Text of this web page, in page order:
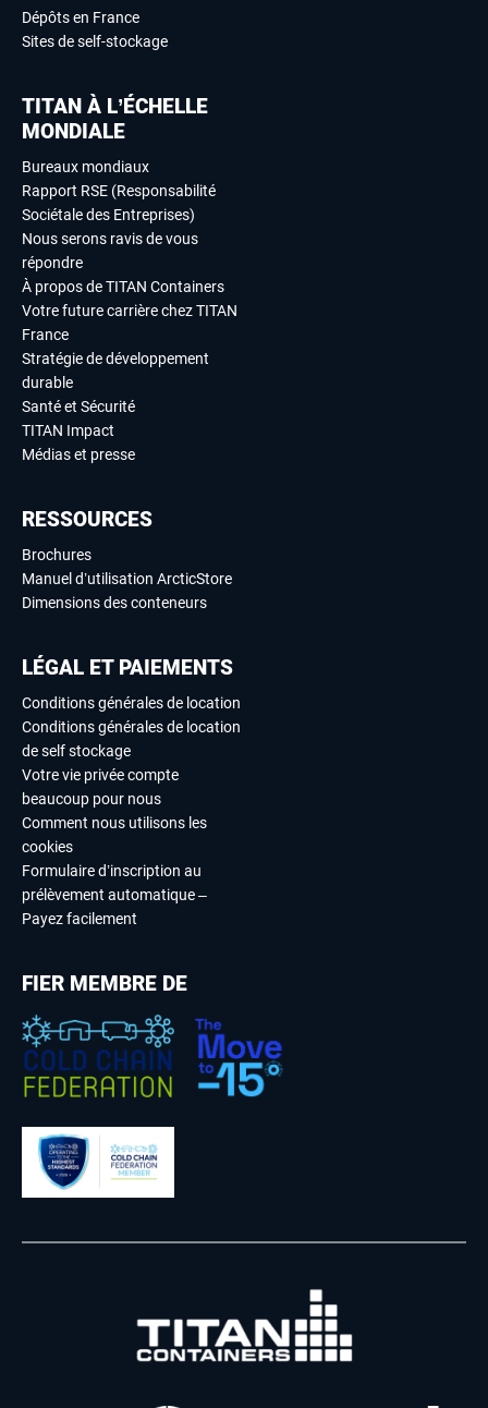
Dépôts en France
Sites de self-stockage
TITAN À L’ÉCHELLE
MONDIALE
Bureaux mondiaux
Rapport RSE (Responsabilité
Sociétale des Entreprises)
Nous serons ravis de vous
répondre
À propos de TITAN Containers
Votre future carrière chez TITAN
France
Stratégie de développement
durable
Santé et Sécurité
TITAN Impact
Médias et presse
RESSOURCES
Brochures
Manuel d’utilisation ArcticStore
Dimensions des conteneurs
LÉGAL ET PAIEMENTS
Conditions générales de location
Conditions générales de location
de self stockage
Votre vie privée compte
beaucoup pour nous
Comment nous utilisons les
cookies
Formulaire d’inscription au
prélèvement automatique –
Payez facilement
FIER MEMBRE DE